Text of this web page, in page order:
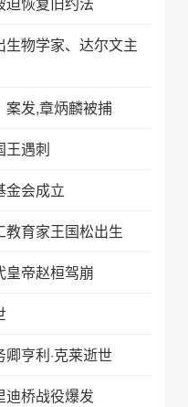
生物学家、达尔文主
案发,章炳麟被捕
王遇刺
金会成立
教育家王国松出生
皇帝赵桓驾崩
卿亨利·克莱逝世
迪桥战役爆发